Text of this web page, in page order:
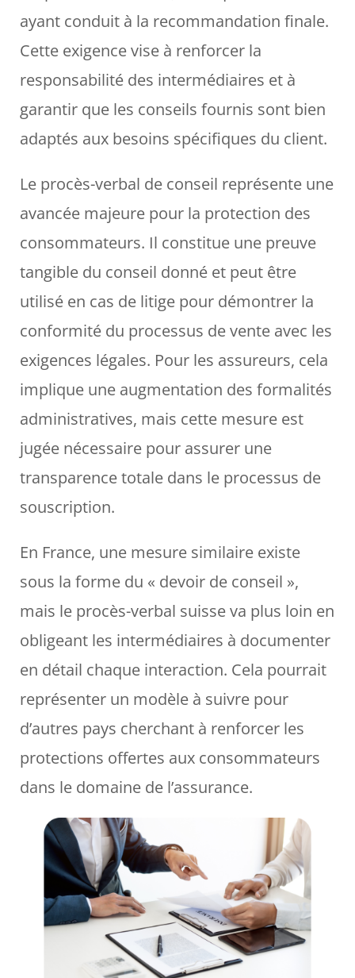
ayant conduit à la recommandation finale.
Cette exigence vise à renforcer la
responsabilité des intermédiaires et à
garantir que les conseils fournis sont bien
adaptés aux besoins spécifiques du client.
Le procès-verbal de conseil représente une
avancée majeure pour la protection des
consommateurs. Il constitue une preuve
tangible du conseil donné et peut être
utilisé en cas de litige pour démontrer la
conformité du processus de vente avec les
exigences légales. Pour les assureurs, cela
implique une augmentation des formalités
administratives, mais cette mesure est
jugée nécessaire pour assurer une
transparence totale dans le processus de
souscription.
En France, une mesure similaire existe
sous la forme du « devoir de conseil »,
mais le procès-verbal suisse va plus loin en
obligeant les intermédiaires à documenter
en détail chaque interaction. Cela pourrait
représenter un modèle à suivre pour
d’autres pays cherchant à renforcer les
protections offertes aux consommateurs
dans le domaine de l’assurance.